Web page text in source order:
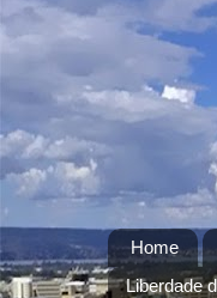
Home
Liberdade